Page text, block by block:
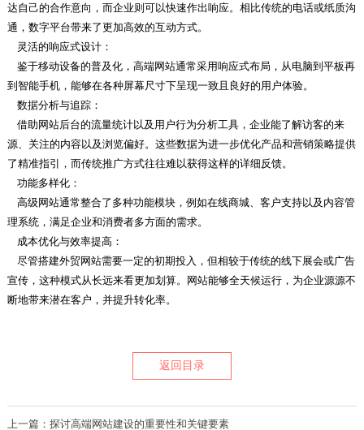
达自己的合作意向，而企业则可以快速作出响应。相比传统的电话或纸质沟
通，数字平台带来了更加高效的互动方式。
灵活的响应式设计：
鉴于移动设备的普及化，高端网站通常采用响应式布局，从电脑到平板再
到智能手机，能够在各种屏幕尺寸下呈现一致且良好的用户体验。
数据分析与追踪：
借助网站后台的流量统计以及用户行为分析工具，企业能了解访客的来
源、关注的内容以及浏览偏好。这些数据为进一步优化产品和营销策略提供
了精准指引，而传统推广方式往往难以获得这样的详细反馈。
功能多样化：
高级网站通常整合了多种功能模块，例如在线商城、客户支持以及内容管
理系统，满足企业和消费者多方面的需求。
成本优化与效率提高：
尽管搭建外贸网站需要一定的初期投入，但相较于传统的线下展会或广告
宣传，这种模式从长远来看更加划算。网站能够全天候运行，为企业源源不
断地带来潜在客户，并提升转化率。
返回目录
上一篇：探讨高端网站建设的重要性和关键要素